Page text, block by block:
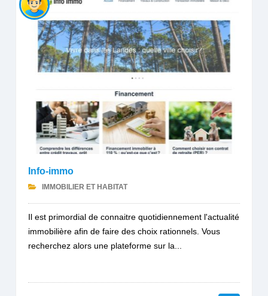
Info-immo
IMMOBILIER ET HABITAT
Il est primordial de connaitre quotidiennement l'actualité
immobilière afin de faire des choix rationnels. Vous
recherchez alors une plateforme sur la...